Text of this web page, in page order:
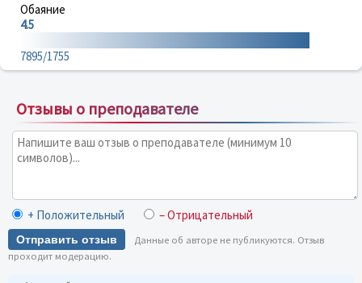
Обаяние
4.5
7895/1755
Отзывы о преподавателе
+ Положительный – Отрицательный
Отправить отзыв
Данные об авторе не публикуются. Отзыв
проходит модерацию.